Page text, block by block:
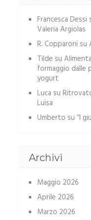
Francesca Dessi
Valeria Argiolas
R. Copparoni su
Tilde su
formaggio dalle
yogurt
Luca su
Luisa
Umberto su “I
Archivi
Maggio 2026
Aprile 2026
Marzo 2026